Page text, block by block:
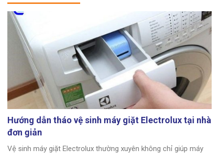
Hướng dẫn tháo vệ sinh máy giặt Electrolux tại nhà
đơn giản
Vệ sinh máy giặt Electrolux thường xuyên không chỉ giúp máy